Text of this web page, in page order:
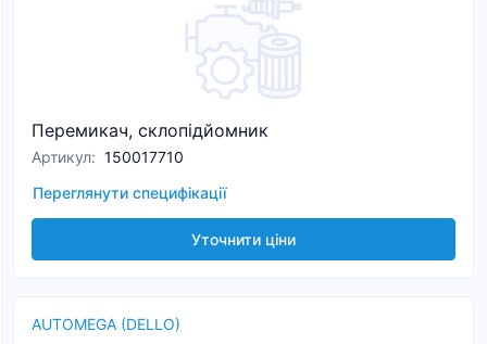
Перемикач, склопідйомник
Артикул: 150017710
Переглянути специфікації
Уточнити ціни
AUTOMEGA (DELLO)